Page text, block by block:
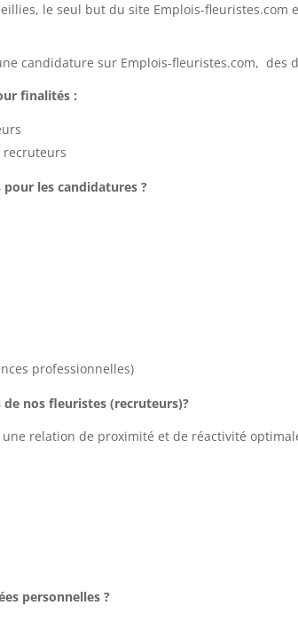
le seul but du site Emplois-
candidature sur Emplois-fleuristes.com,
finalités :
recruteurs
les candidatures ?
professionnelles)
nos fleuristes (recruteurs)?
relation de proximité et de réactivité
personnelles ?